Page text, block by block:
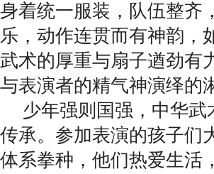
身着统一服装，队伍整齐
乐，动作连贯而有神韵，
武术的厚重与扇子遒劲有
与表演者的精气神演绎的
少年强则国强，中华
传承。参加表演的孩子们
体系拳种，他们热爱生活